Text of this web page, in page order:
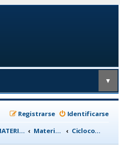
▼
Identificarse
Registrarse
MATERIAL CICLISTA Material para Entrenamiento Ciclocomputadores / GPS